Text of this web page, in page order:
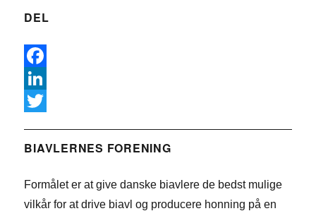
DEL
F
a
e
o
L
n
e
w
t
BIAVLERNES FORENING
Formålet er at give danske biavlere de bedst mulige
vilkår for at drive biavl og producere honning på en